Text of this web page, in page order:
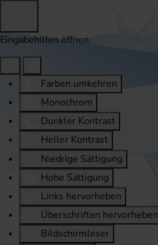
Eingabehilfen öffnen
Farben umkehren
Monochrom
Dunkler Kontrast
Heller Kontrast
Niedrige Sättigung
Hohe Sättigung
Links hervorheben
Überschriften hervorheben
Bildschirmleser